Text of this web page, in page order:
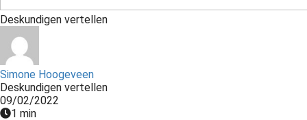
Deskundigen vertellen
Simone Hoogeveen
Deskundigen vertellen
09/02/2022
1 min
niet
worden